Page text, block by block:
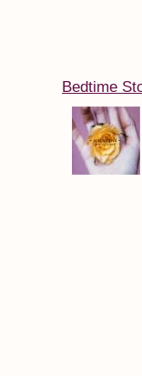
Bedtime